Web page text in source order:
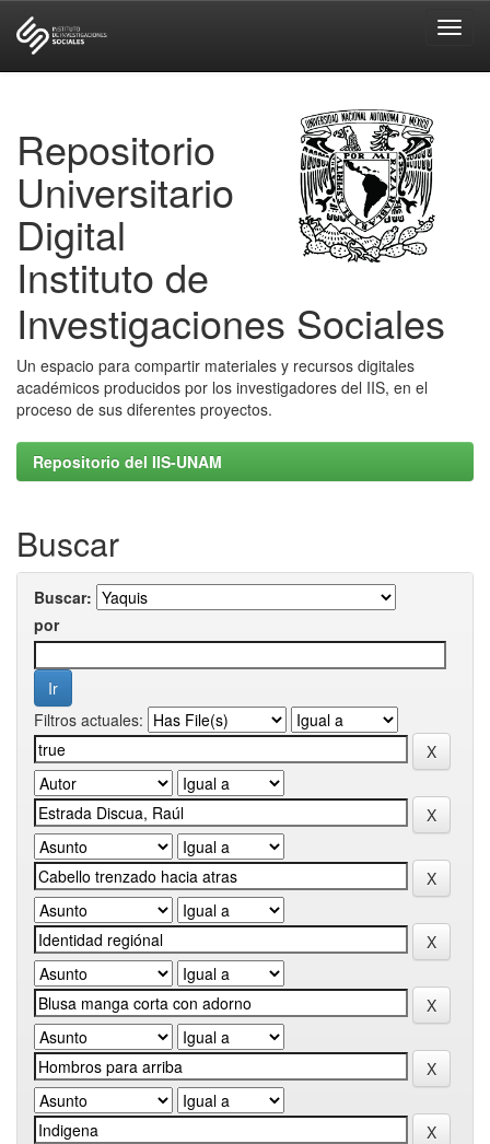
Repositorio
Universitario
Digital
Instituto de
Investigaciones Sociales
Un espacio para compartir materiales y recursos digitales
académicos producidos por los investigadores del IIS, en el
proceso de sus diferentes proyectos.
Repositorio del IIS-UNAM
Buscar
Buscar:
por
Filtros actuales: